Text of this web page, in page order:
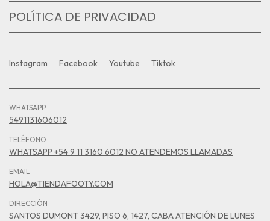
POLÍTICA DE PRIVACIDAD
Instagram Facebook Youtube Tiktok
WHATSAPP
5491131606012
TELÉFONO
WHATSAPP +54 9 11 3160 6012 NO ATENDEMOS LLAMADAS
EMAIL
HOLA@TIENDAFOOTY.COM
DIRECCIÓN
SANTOS DUMONT 3429, PISO 6, 1427, CABA ATENCIÓN DE LUNES